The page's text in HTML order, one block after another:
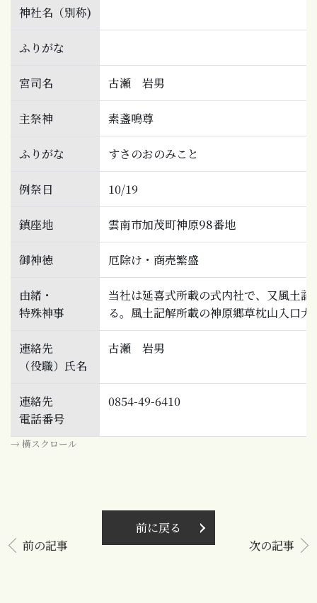
神社名（別称)
ふりがな
宮司名 古瀬 岩男
主祭神 素盞鳴尊
ふりがな すさのおのみこと
例祭日 10/19
鎮座地 雲南市加茂町神原98番地
御神徳 厄除け・商売繁盛
由緒・
特殊神事
当社は延喜式所載の式内社で、又風土
る。風土記解所載の神原郷草枕山入口大
連絡先
（役職）氏名
古瀬 岩男
連絡先
電話番号
0854-49-6410
→ 横スクロール
前に戻る
前の記事
次の記事